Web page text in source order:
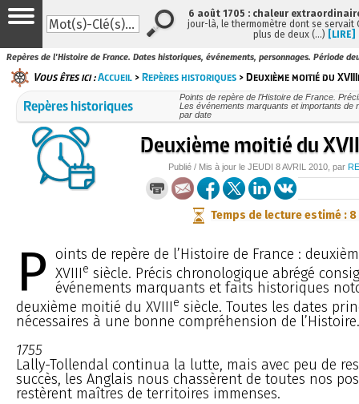
Repères de l'Histoire de France. Dates historiques, événements, personnages. Période
Vous êtes ici :Accueil >Repères historiques > Deuxième moitié du
Repères historiques
Points de repère de l’Histoire de France.
Les événements marquants et importants de
par date
Deuxième moitié du
Publié / Mis à jour le JEUDI 8 AVRIL 2010 , par
Temps de lecture estimé : 8
P oints de repère de l’Histoire de France :
XVIIIe siècle. Précis chronologique abrégé
événements marquants et faits historiques
deuxième moitié du XVIIIe siècle. Toutes les dates
nécessaires à une bonne compréhension de l’Histoire.
1755
Lally-Tollendal continua la lutte, mais avec peu de
succès, les Anglais nous chassèrent de toutes nos
restèrent maîtres de territoires immenses.
6 août 1705 : chaleur
jour-là, le thermomètre dont se servait
plus de deux (…) [LIRE]